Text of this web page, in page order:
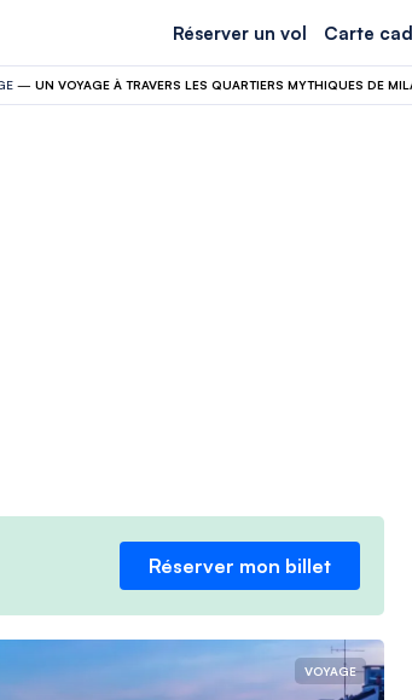
Réserver un vol Carte
— UN VOYAGE À TRAVERS LES QUARTIERS MYTHIQUES DE
Réserver mon billet
VOYAGE